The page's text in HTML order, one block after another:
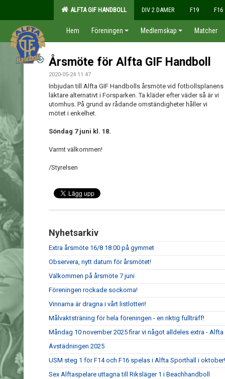
ALFTA GIF HANDBOLL DIV 2 DAMER F19 F16
Hem Föreningen Medlemskap Matcher
Årsmöte för Alfta GIF Handboll
2020-05-24 11:47
Inbjudan till Alfta GIF Handbolls årsmöte vid fotbollsplanens
läktare alternativt i Forsparken. Ta kläder efter väder så är vi
utomhus. På grund av rådande omständigheter håller vi
mötet i enkelhet.
Söndag 7 juni kl. 18.
Varmt välkommen!
/Styrelsen
Nyhetsarkiv
Extra årsmöte 16/8 18:00 på gymmet
Observera, nytt datum för årsmötet!
Välkommen på årsmöte 7 juni
Föreningen rockade sockorna!
Vinnarna är dragna i vårt listlotteri!
Målvaktsträning för hela föreningen - en riktig fullträff!
Måndag 10 november 2025 firar vi något alldeles extra - Alfta
Ävstädningen 2025
USM steg 1 för F14 och F16 spelas i Alfta Sporthall i oktober!
Sex Alftaspelare uttagna till Riksläger 1 i Beachhandboll